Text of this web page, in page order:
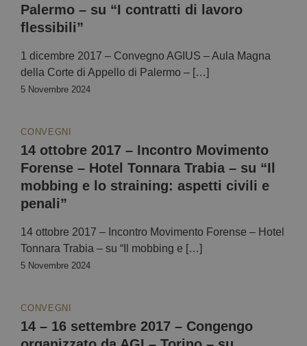
Palermo – su “I contratti di lavoro
flessibili”
1 dicembre 2017 – Convegno AGIUS – Aula Magna
della Corte di Appello di Palermo – […]
5 Novembre 2024
CONVEGNI
14 ottobre 2017 – Incontro Movimento
Forense – Hotel Tonnara Trabia – su “Il
mobbing e lo straining: aspetti civili e
penali”
14 ottobre 2017 – Incontro Movimento Forense – Hotel
Tonnara Trabia – su “Il mobbing e […]
5 Novembre 2024
CONVEGNI
14 – 16 settembre 2017 – Congengo